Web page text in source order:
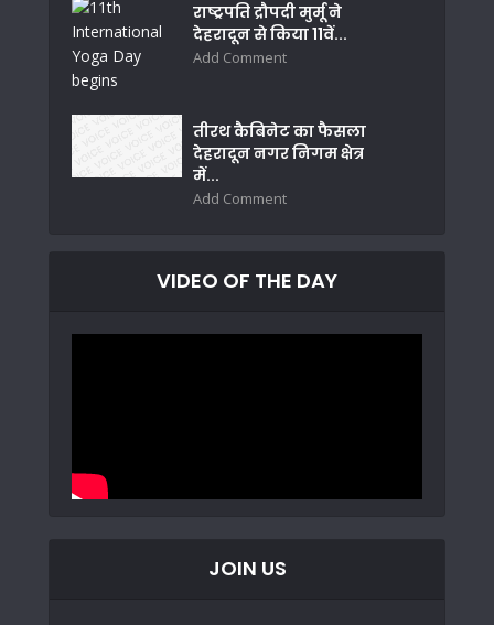
राष्ट्रपति द्रौपदी मुर्मू ने
देहरादून से किया 11वें...
Add Comment
तीरथ कैबिनेट का फैसला
देहरादून नगर निगम क्षेत्र
में...
Add Comment
VIDEO OF THE DAY
JOIN US